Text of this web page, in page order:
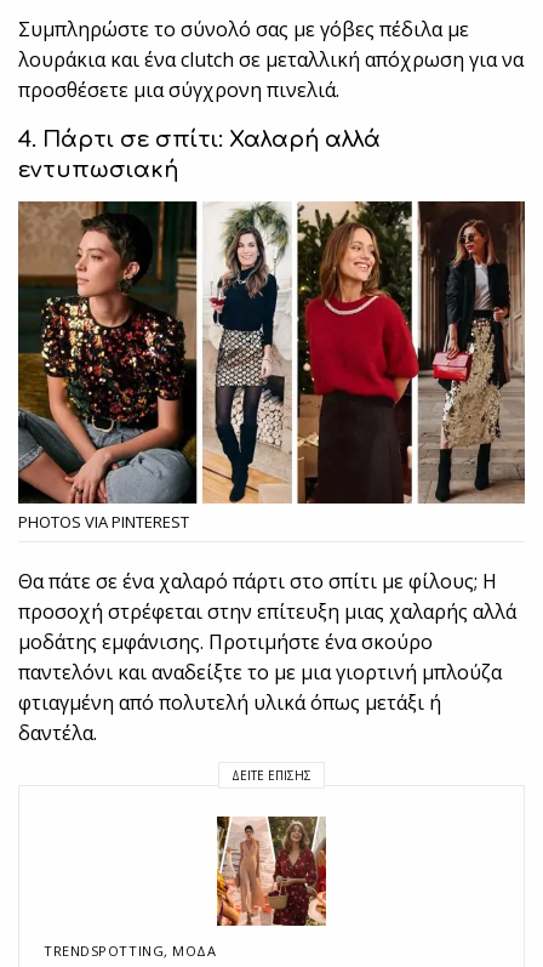
Συμπληρώστε το σύνολό σας με γόβες πέδιλα με
λουράκια και ένα clutch σε μεταλλική απόχρωση για να
προσθέσετε μια σύγχρονη πινελιά.
4. Πάρτι σε σπίτι: Χαλαρή αλλά
εντυπωσιακή
PHOTOS VIA PINTEREST
Θα πάτε σε ένα χαλαρό πάρτι στο σπίτι με φίλους; Η
προσοχή στρέφεται στην επίτευξη μιας χαλαρής αλλά
μοδάτης εμφάνισης. Προτιμήστε ένα σκούρο
παντελόνι και αναδείξτε το με μια γιορτινή μπλούζα
φτιαγμένη από πολυτελή υλικά όπως μετάξι ή
δαντέλα.
ΔΕΊΤΕ ΕΠΊΣΗΣ
TRENDSPOTTING, ΜΟΔΑ